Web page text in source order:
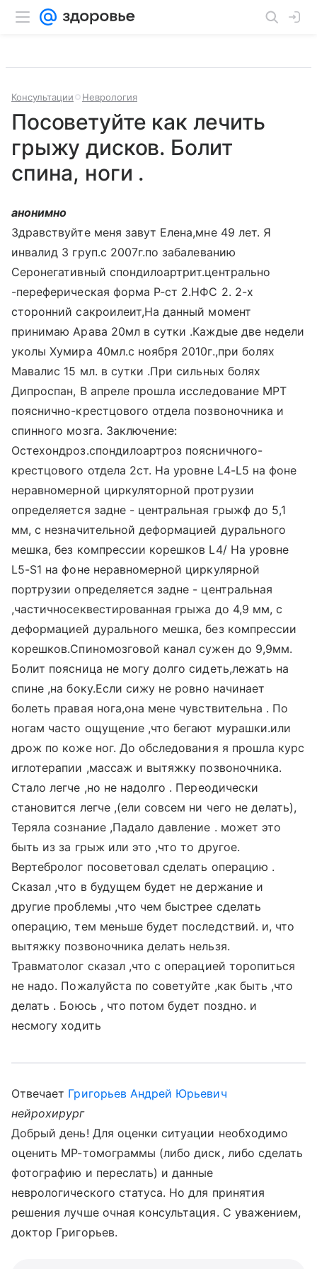
Консультации Неврология
Посоветуйте как лечить
грыжу дисков. Болит
спина, ноги .
анонимно
Здравствуйте меня завут Елена,мне 49 лет. Я
инвалид 3 груп.с 2007г.по забалеванию
Серонегативный спондилоартрит.центрально
-переферическая форма Р-ст 2.НФС 2. 2-х
сторонний сакроилеит,На данный момент
принимаю Арава 20мл в сутки .Каждые две недели
уколы Хумира 40мл.с ноября 2010г.,при болях
Мавалис 15 мл. в сутки .При сильных болях
Дипроспан, В апреле прошла исследование МРТ
пояснично-крестцового отдела позвоночника и
спинного мозга. Заключение:
Остехондроз.спондилоартроз поясничного-
крестцового отдела 2ст. На уровне L4-L5 на фоне
неравномерной циркуляторной протрузии
определяется задне - центральная грыжф до 5,1
мм, с незначительной деформацией дурального
мешка, без компрессии корешков L4/ На уровне
L5-S1 на фоне неравномерной циркулярной
портрузии определяется задне - центральная
,частичносеквестированная грыжа до 4,9 мм, с
деформацией дурального мешка, без компрессии
корешков.Спиномозговой канал сужен до 9,9мм.
Болит поясница не могу долго сидеть,лежать на
спине ,на боку.Если сижу не ровно начинает
болеть правая нога,она мене чувствительна . По
ногам часто ощущение ,что бегают мурашки.или
дрож по коже ног. До обследования я прошла курс
иглотерапии ,массаж и вытяжку позвоночника.
Стало легче ,но не надолго . Переодически
становится легче ,(ели совсем ни чего не делать),
Теряла сознание ,Падало давление . может это
быть из за грыж или это ,что то другое.
Вертебролог посоветовал сделать операцию .
Сказал ,что в будущем будет не держание и
другие проблемы ,что чем быстрее сделать
операцию, тем меньше будет последствий. и, что
вытяжку позвоночника делать нельзя.
Травматолог сказал ,что с операцией торопиться
не надо. Пожалуйста по советуйте ,как быть ,что
делать . Боюсь , что потом будет поздно. и
несмогу ходить
Отвечает Григорьев Андрей Юрьевич
нейрохирург
Добрый день! Для оценки ситуации необходимо
оценить МР-томограммы (либо диск, либо сделать
фотографию и переслать) и данные
неврологического статуса. Но для принятия
решения лучше очная консультация. С уважением,
доктор Григорьев.